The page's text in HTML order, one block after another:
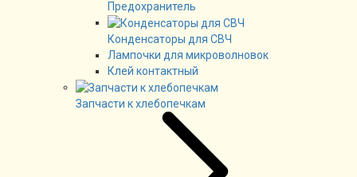
Предохранитель
Конденсаторы для СВЧ
Лампочки для микроволновок
Клей контактный
Запчасти к хлебопечкам